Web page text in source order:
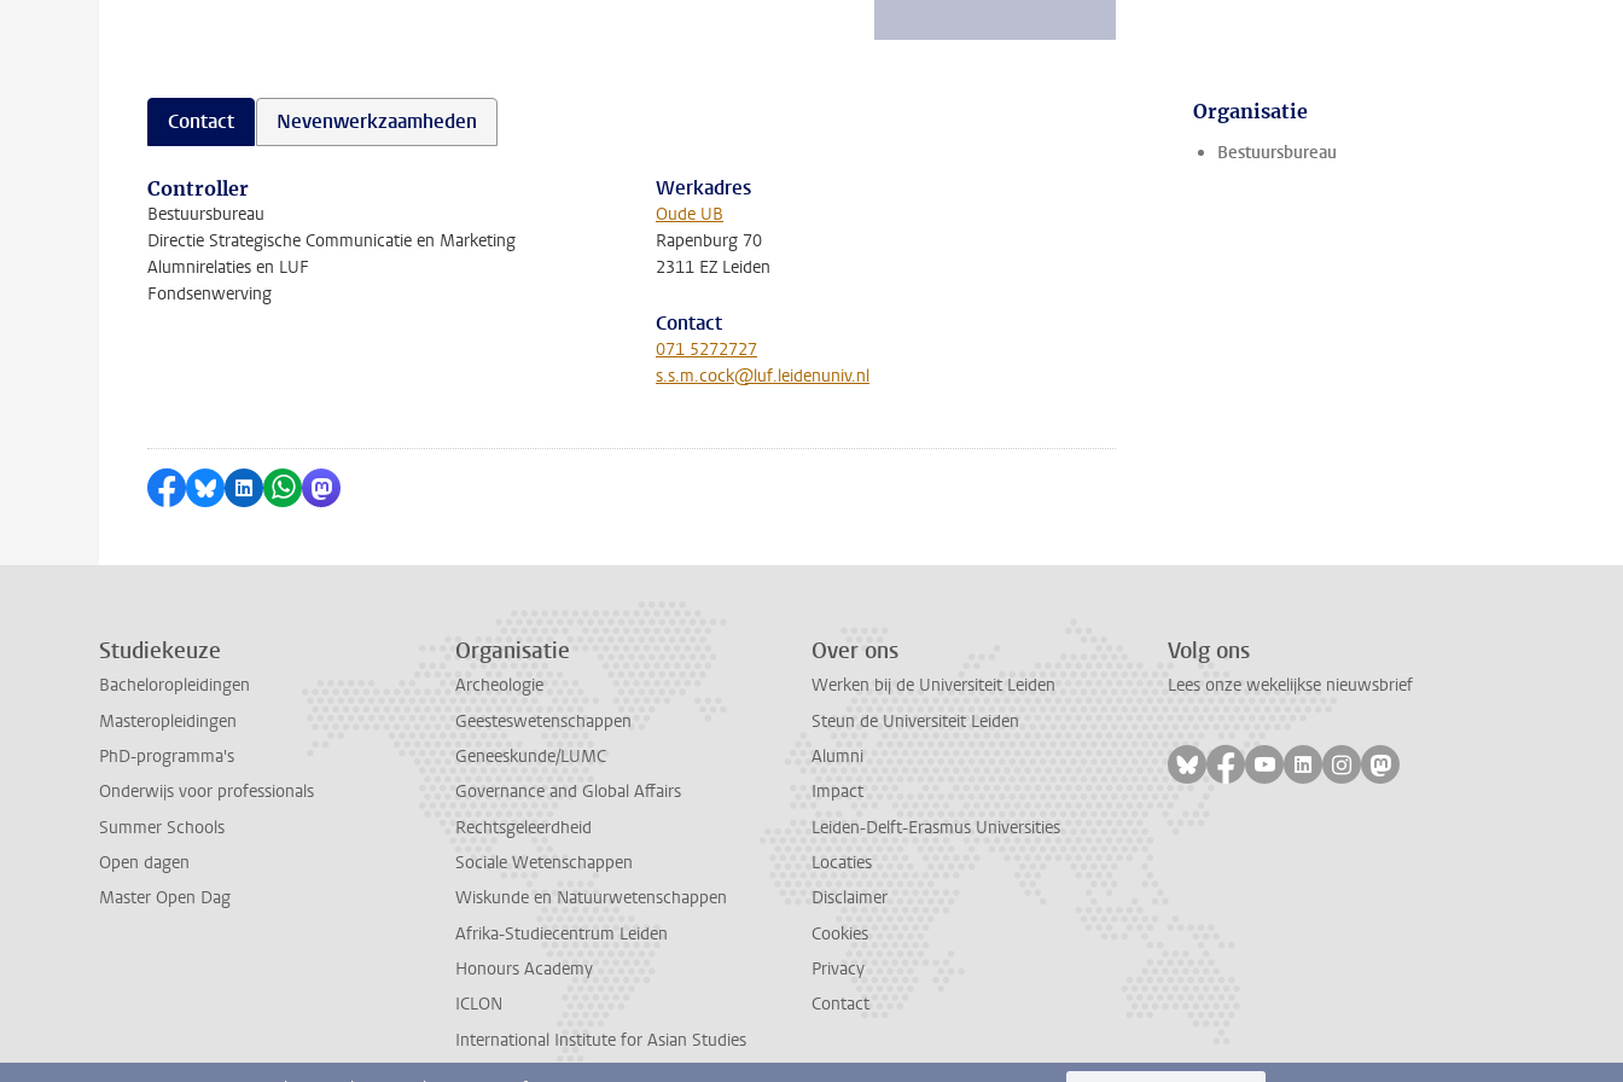
Contact Nevenwerkzaamheden
Controller
Bestuursbureau
Directie Strategische Communicatie en Marketing
Alumnirelaties en LUF
Fondsenwerving
Werkadres
Oude UB
Rapenburg 70
2311 EZ Leiden
Contact
071 5272727
s.s.m.cock@luf.leidenuniv.nl
Delen op Facebook
Delen via Bluesky
Delen op LinkedIn
Delen via WhatsApp
Delen via Mastodon
Organisatie
Bestuursbureau
Studiekeuze
Bacheloropleidingen
Masteropleidingen
PhD-programma's
Onderwijs voor professionals
Summer Schools
Open dagen
Master Open Dag
Organisatie
Archeologie
Geesteswetenschappen
Geneeskunde/LUMC
Governance and Global Affairs
Rechtsgeleerdheid
Sociale Wetenschappen
Wiskunde en Natuurwetenschappen
Afrika-Studiecentrum Leiden
Honours Academy
ICLON
International Institute for Asian Studies
Over ons
Werken bij de Universiteit Leiden
Steun de Universiteit Leiden
Alumni
Impact
Leiden-Delft-Erasmus Universities
Locaties
Disclaimer
Cookies
Privacy
Contact
Volg ons
Lees onze wekelijkse nieuwsbrief
Volg ons op bluesky
Volg ons op facebook
Volg ons op youtube
Volg ons op linkedin
Volg ons op instagram
Volg ons op mastodon